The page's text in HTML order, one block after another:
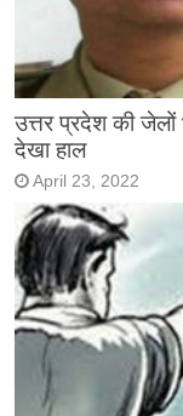
उत्तर प्रदेश की जेलों
देखा हाल
April 23, 2022